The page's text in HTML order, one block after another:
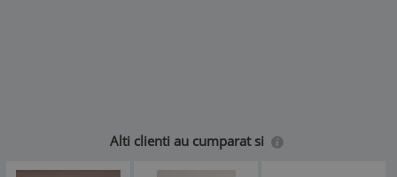
Alti clienti au cumparat si